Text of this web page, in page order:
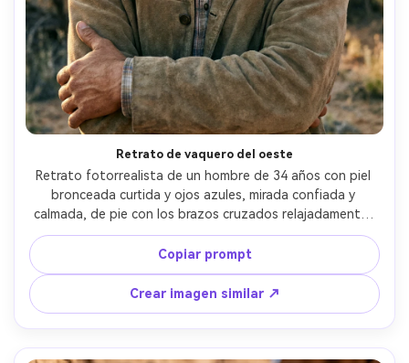
Retrato de vaquero del oeste
Retrato fotorrealista de un hombre de 34 años con piel
bronceada curtida y ojos azules, mirada confiada y
calmada, de pie con los brazos cruzados relajadamente,
lleva sombrero vaquero de cuero gastado, camisa de
franela y chaqueta de ante, vegetación y acantilados de
arenisca detrás, sol cálido de última hora con suave
contraluz, Nikon D850, 85mm f/1.8, encuadre de pecho
hacia arriba, ambiente clásico americano, arrugas y piel
realistas, enfoque nítido, alta resolución --ar 4:5
Copiar prompt
Crear imagen similar ↗